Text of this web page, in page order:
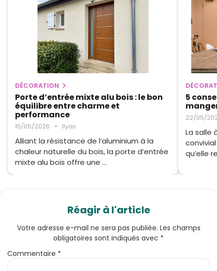
DÉCORATION
Porte d’entrée mixte alu bois : le bon
équilibre entre charme et
performance
15/05/2026 • Ilyas
Alliant la résistance de l’aluminium à la
chaleur naturelle du bois, la porte d’entrée
mixte alu bois offre une ...
5
22/05/
La salle
qu’elle
Réagir à l'article
Votre adresse e-mail ne sera pas publiée. Les champs
obligatoires sont indiqués avec *
Commentaire *